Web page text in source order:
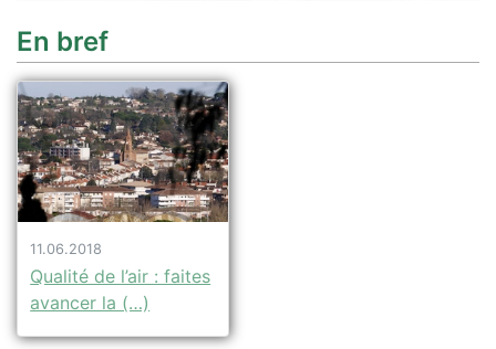
En bref
11.06.2018
Qualité de l’air : faites
avancer la (…)